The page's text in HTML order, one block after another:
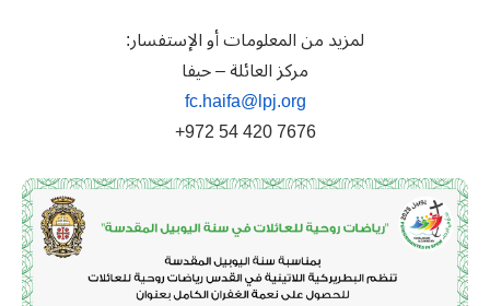
لمزيد من المعلومات أو الإستفسار:
مركز العائلة – حيفا
fc.haifa@lpj.org
7676 420 54 972+